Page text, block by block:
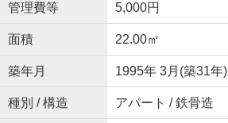
管理費等 5,000円
面積 22.00㎡
築年月 1995年 3月(築31年)
種別 / 構造 アパート / 鉄骨造